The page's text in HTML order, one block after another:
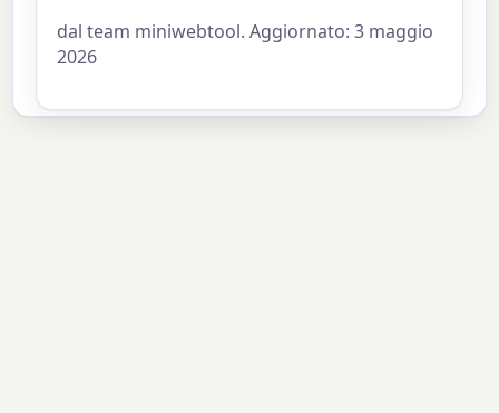
dal team miniwebtool. Aggiornato: 3 maggio
2026